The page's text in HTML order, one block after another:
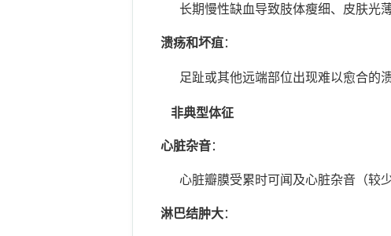
长期慢性缺血导致肢体瘦细、皮肤光
溃疡和坏疽：
足趾或其他远端部位出现难以愈合的
非典型体征
心脏杂音：
心脏瓣膜受累时可闻及心脏杂音（较
淋巴结肿大：